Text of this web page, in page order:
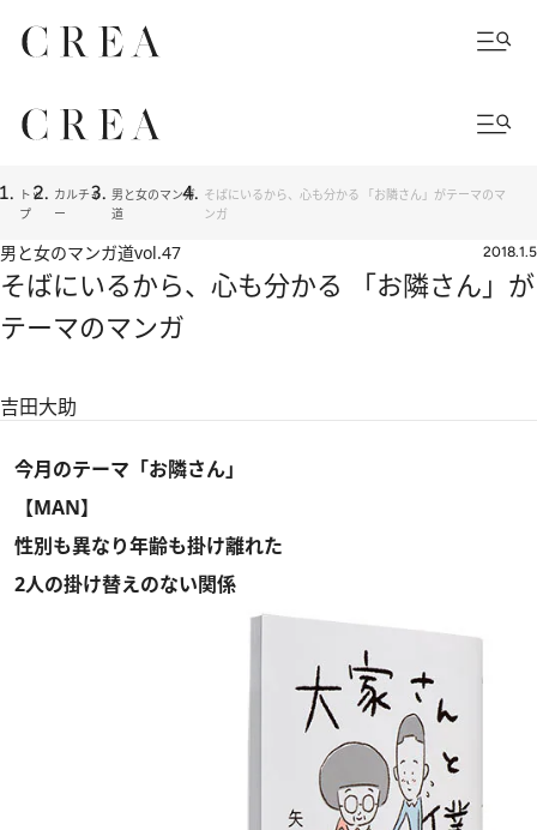
トッ
プ
カルチャ
ー
男と女のマンガ
道
そばにいるから、心も分かる 「お隣さん」がテーマのマ
ンガ
男と女のマンガ道vol.47 2018.1.5
そばにいるから、心も分かる 「お隣さん」が
テーマのマンガ
吉田大助
今月のテーマ「お隣さん」
【MAN】
性別も異なり年齢も掛け離れた
2人の掛け替えのない関係